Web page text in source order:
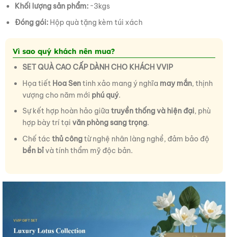
Khối lượng sản phẩm:~3kgs
Đóng gói:Hộp quà tặng kèm túi xách
Vì sao quý khách nên mua?
SET QUÀ CAO CẤP DÀNH CHO KHÁCH VVIP
Họa tiết Hoa Sentinh xảo mang ý nghĩa may mắn, thịnh
vượng cho năm mới phú quý.
Sự kết hợp hoàn hảo giữa truyền thống và hiện đại, phù
hợp bày trí tại văn phòng sang trọng.
Chế tác thủ côngtừ nghệ nhân làng nghề, đảm bảo độ
bền bỉvà tính thẩm mỹ độc bản.